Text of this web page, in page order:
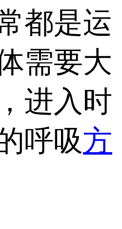
都是运
需要大
进入时
呼吸方